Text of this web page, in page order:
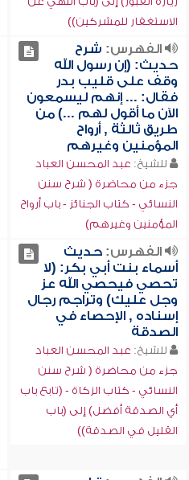
الاستغفار للمشركين))
الفهرس: شرح
حديث: (إن رسول الله
وقف على قليب بدر
فقال: ... إنهم ليسمعون
الآن ما أقول لهم ...) من
طريق ثالثة , أرواح
المؤمنين وغيرهم
للشيخ: عبد المحسن العباد
جزء من محاضرة ( شرح سنن
النسائي - كتاب الجنائز - باب أرواح
المؤمنين وغيرهم)
الفهرس:حديث
أسماء بنت أبي بكر: (لا
تحصي فيحصي الله عز
وجل عليك) وتراجم رجال
إسناده , الإحصاء في
الصدقة
للشيخ: عبد المحسن العباد
جزء من محاضرة ( شرح سنن
النسائي - كتاب الزكاة - (تابع باب
أي الصدقة أفضل) إلى (باب
القليل في الصدقة))